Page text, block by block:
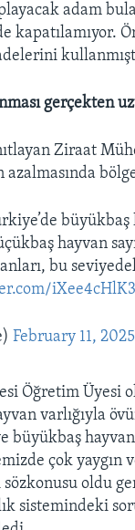
adam
kapatılamıyor.
gerçekten
Ziraat
azalmasında
büyükbaş
hayvan
bu
iXee4cHlK3
February 11, 2025
Öğretim Üyesi
varlığıyla
hayvan
çok
oldu
sistemindeki